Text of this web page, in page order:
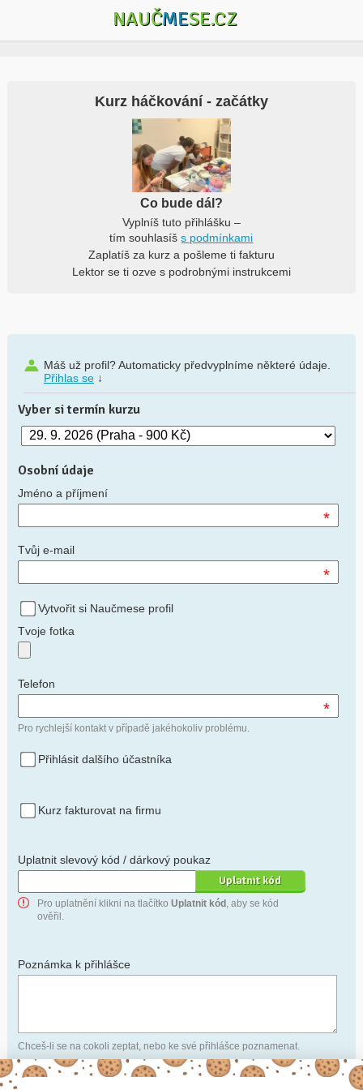
NAUČMESE.CZ
Kurz háčkování - začátky
Co bude dál?
Vyplníš tuto přihlášku –
tím souhlasíšs podmínkami
Zaplatíš za kurz a pošleme ti fakturu
Lektor se ti ozve s podrobnými instrukcemi
Máš už profil? Automaticky předvyplníme některé údaje.
Přihlas se↓
Vyber si termín kurzu
Osobní údaje
Jméno a příjmení
*
Tvůj e-mail
*
Vytvořit si Naučmese profil
Tvoje fotka
Telefon
*
Pro rychlejší kontakt v případě jakéhokoliv problému.
Přihlásit dalšího účastníka
Kurz fakturovat na firmu
Uplatnit slevový kód / dárkový poukaz
Pro uplatnění klikni na tlačítko Uplatnit kód , aby se kód
ověřil.
Poznámka k přihlášce
Chceš-li se na cokoli zeptat, nebo ke své přihlášce poznamenat.
Anonymní profil – odesláním přihlášky se automaticky